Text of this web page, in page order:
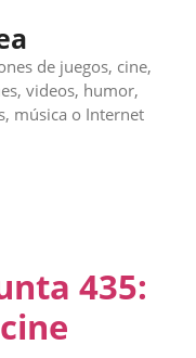
de juegos, cine,
videos, humor,
música o Internet
435: